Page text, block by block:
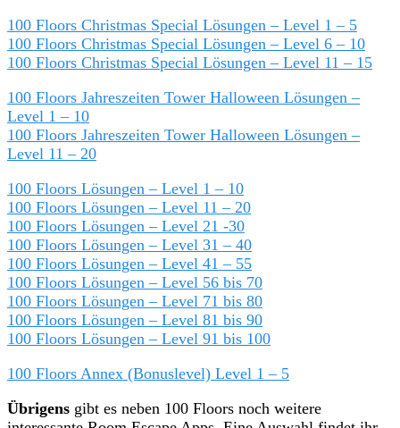
100 Floors Christmas Special Lösungen – Level 1 – 5
100 Floors Christmas Special Lösungen – Level 6 – 10
100 Floors Christmas Special Lösungen – Level 11 – 15
100 Floors Jahreszeiten Tower Halloween Lösungen –
Level 1 – 10
100 Floors Jahreszeiten Tower Halloween Lösungen –
Level 11 – 20
100 Floors Lösungen – Level 1 – 10
100 Floors Lösungen – Level 11 – 20
100 Floors Lösungen – Level 21 -30
100 Floors Lösungen – Level 31 – 40
100 Floors Lösungen – Level 41 – 55
100 Floors Lösungen – Level 56 bis 70
100 Floors Lösungen – Level 71 bis 80
100 Floors Lösungen – Level 81 bis 90
100 Floors Lösungen – Level 91 bis 100
100 Floors Annex (Bonuslevel) Level 1 – 5
Übrigens gibt es neben 100 Floors noch weitere